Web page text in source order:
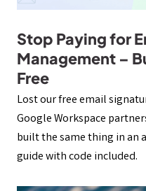
Stop Paying for
Management –
Free
Lost our free email
Google Workspace
built the same thing in an
guide with code included.